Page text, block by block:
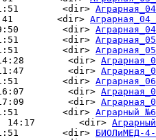
<dir>
<dir>
<dir>
<dir>
<dir>
<dir>
<dir>
<dir>
<dir>
<dir>
<dir>
Аграрный
14:17        <dir>
<dir>
БИОЛиМЕД-